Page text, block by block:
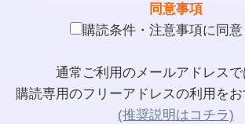
同意事項
購読条件・注意事項に同
通常ご利用のメールアドレスで
購読専用のフリーアドレスの利用をお
(推奨説明はコチラ)